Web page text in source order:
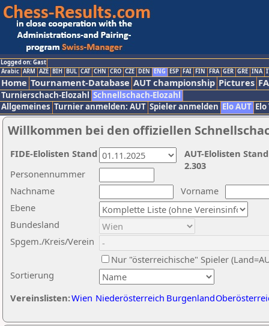
Logged on: Gast
Arabic ARM AZE BIH BUL CAT CHN CRO CZE DEN ENG ESP FAI FIN FRA GER GRE INA
Home Tournament-Database AUT championship Pictures
Turnierschach-Elozahl Schnellschach-Elozahl
Allgemeines Turnier anmelden: AUT Spieler anmelden Elo AUT
Willkommen bei den offiziellen
Nachname
Vorname
Ebene
Sortierung
Personennummer
Bundesland
Spgem./Kreis/Verein
Nur "österreichische" Spieler
Vereinslisten:Wien Niederösterreich Burgenland
AUT-Elolisten
2.303
FIDE-Elolisten Stand